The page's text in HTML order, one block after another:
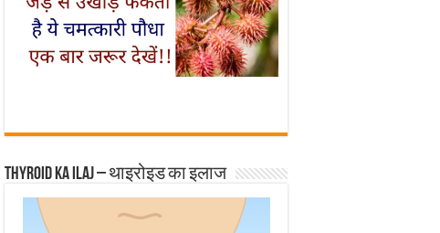
Thyroid ka ilaj – थाइरोइड का इलाज